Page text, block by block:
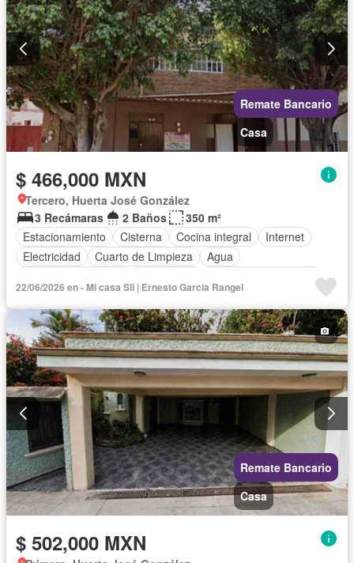
Remate Bancario
Casa
$ 466,000 MXN
Tercero, Huerta José González
3 Recámaras
2 Baños
350 m²
Estacionamiento
Cisterna Cocina integral
Internet
Electricidad
Cuarto de Limpieza
Agua
Wifi
Permite niños
Permite mascotas
Parcialmente amueblado
22/06/2026 en - Mi casa Sii | Ernesto Garcia Rangel
Remate Bancario
Casa
$ 502,000 MXN